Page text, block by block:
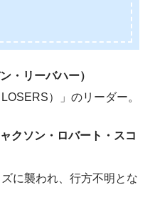
・リーバハー）
）」のリーダー。
クソン・ロバート・スコ
に襲われ、行方不明とな